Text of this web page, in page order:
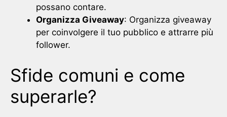
possano contare.
Organizza Giveaway: Organizza giveaway
per coinvolgere il tuo pubblico e attrarre più
follower.
Sfide comuni e come
superarle?